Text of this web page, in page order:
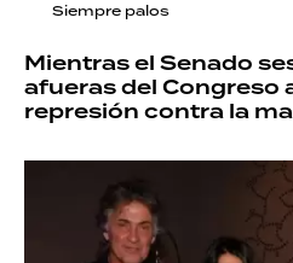
Siempre palos
Mientras el Senado
afueras del Congreso
represión contra la